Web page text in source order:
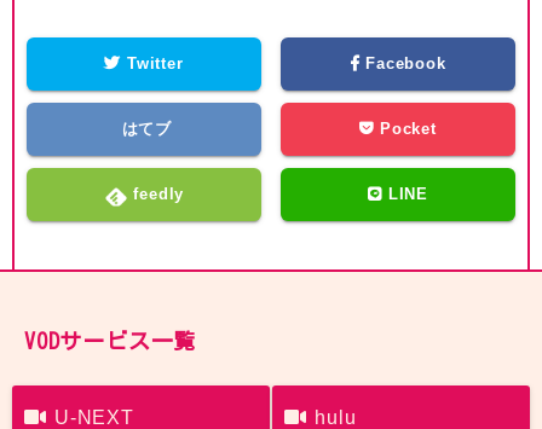
Twitter Facebook
はてブ Pocket
feedly LINE
VODサービス一覧
U-NEXT hulu